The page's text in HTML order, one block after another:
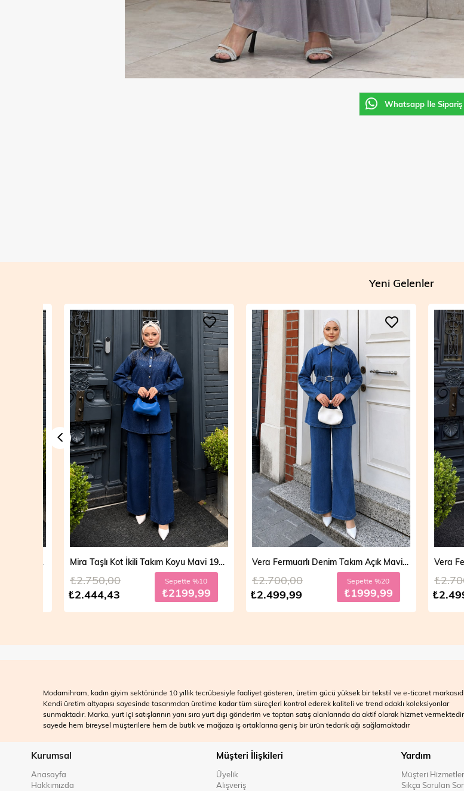
Whatsapp İle
Yeni Gelenler
Mira Taşlı Kot İkili Takım Koyu Mavi 19286
₺2.444,43
₺2.750,00 Sepette %10
₺2199,99
Vera Fermuarlı Denim Takım Açık Mavi 19298
₺2.499,99
₺2.700,00 Sepette %20
₺1999,99 ₺2.499,99
₺2.700,00
Modamihram, kadın giyim sektöründe 10 yıllık tecrübesiyle faaliyet gösteren, üretim gücü yüksek bir tekstil ve e-ticaret
Kendi üretim altyapısı sayesinde tasarımdan üretime kadar tüm süreçleri kontrol ederek kaliteli ve trend odaklı koleksiyonlar
sunmaktadır. Marka, yurt içi satışlarının yanı sıra yurt dışı gönderim ve toptan satış alanlarında da aktif olarak hizmet
sayede hem bireysel müşterilere hem de butik ve mağaza iş ortaklarına geniş bir ürün tedarik ağı sağlamaktadır
Kurumsal
Anasayfa
Hakkımızda
Müşteri İlişkileri
Üyelik
Alışveriş
Yardım
Müşteri
Sıkça Sorulan